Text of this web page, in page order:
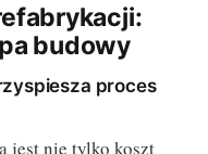
budowy
proces
jest nie tylko koszt